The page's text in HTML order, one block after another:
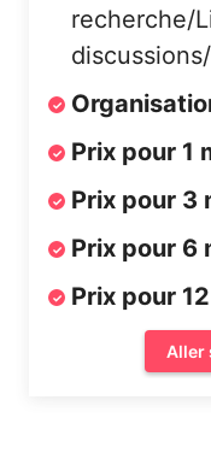
recherche/
Prix pour 1
Prix pour 3
Prix pour 6
Prix pour
Aller